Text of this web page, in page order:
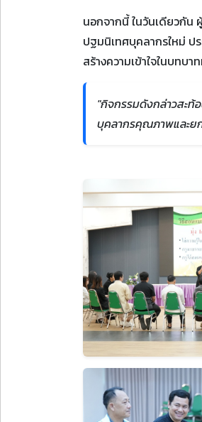
นอกจากนี้ ในวันเดียวกัน
ปฐมนิเทศบุคลากรใหม่ ป
สร้างความเข้าใจในบทบ
"กิจกรรมดังกล่าวสะ
บุคลากรคุณภาพและย